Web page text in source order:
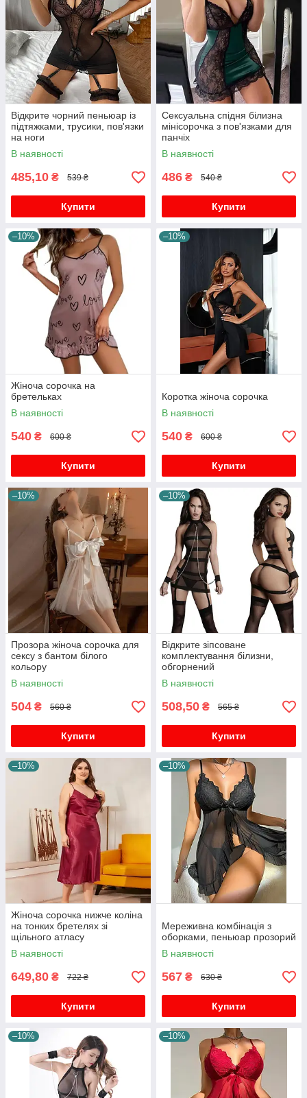
Відкрите чорний пеньюар із
підтяжками, трусики, пов'язки
на ноги
В наявності
485,10 ₴ 539 ₴
Купити
Сексуальна спідня білизна
мінісорочка з пов'язками для
панчіх
В наявності
486 ₴ 540 ₴
Купити
–10%
Жіноча сорочка на
бретельках
В наявності
540 ₴ 600 ₴
Купити
–10%
Коротка жіноча сорочка
В наявності
540 ₴ 600 ₴
Купити
–10%
Прозора жіноча сорочка для
сексу з бантом білого
кольору
В наявності
504 ₴ 560 ₴
Купити
–10%
Відкрите зіпсоване
комплектування білизни,
обгорнений
В наявності
508,50 ₴ 565 ₴
Купити
–10%
Жіноча сорочка нижче коліна
на тонких бретелях зі
щільного атласу
В наявності
649,80 ₴ 722 ₴
Купити
–10%
Мереживна комбінація з
оборками, пеньюар прозорий
В наявності
567 ₴ 630 ₴
Купити
–10% –10%